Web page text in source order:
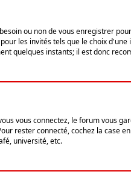
ou non de vous enregistrer
les invités tels que le choix
quelques instants; il est donc
vous connectez, le forum vous
rester connecté, cochez la case
université, etc.